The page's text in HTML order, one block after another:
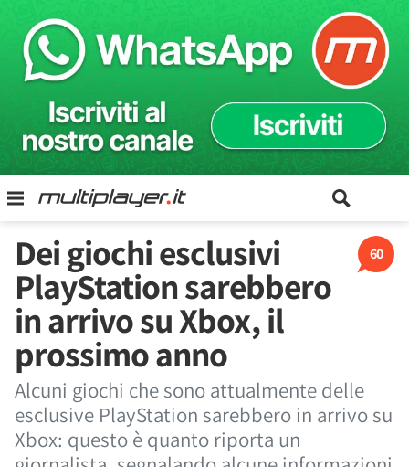
60
Dei giochi esclusivi
PlayStation sarebbero
in arrivo su Xbox, il
prossimo anno
Alcuni giochi che sono attualmente delle
esclusive PlayStation sarebbero in arrivo su
Xbox: questo è quanto riporta un